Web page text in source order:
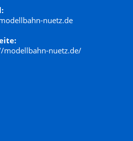
nuetz.de
modellbahn-nuetz.de/